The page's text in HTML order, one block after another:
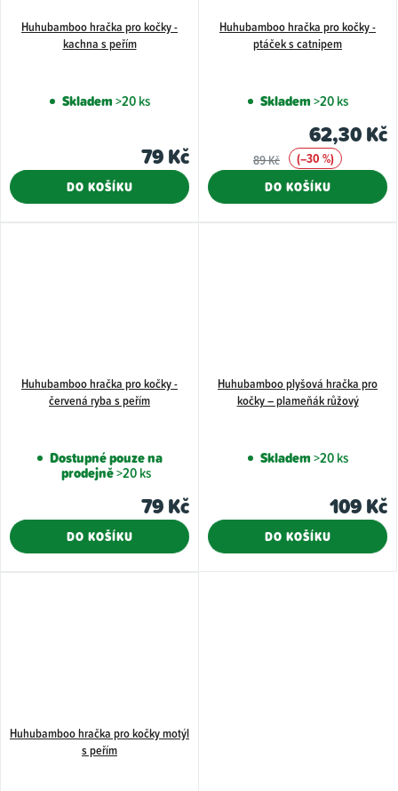
Huhubamboo hračka pro kočky -
kachna s peřím
Skladem>20 ks
79 Kč
DO KOŠÍKU
Huhubamboo hračka pro kočky -
ptáček s catnipem
Skladem>20 ks
62,30 Kč
89 Kč
(–30 %)
DO KOŠÍKU
Huhubamboo hračka pro kočky -
červená ryba s peřím
Dostupné pouze na
prodejně>20 ks
79 Kč
DO KOŠÍKU
Huhubamboo plyšová hračka pro
kočky – plameňák růžový
Skladem>20 ks
109 Kč
DO KOŠÍKU
Huhubamboo hračka pro kočky motýl
s peřím